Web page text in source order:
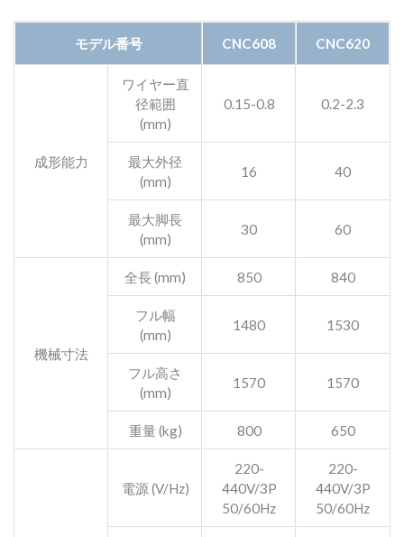
モデル番号 CNC608 CNC620
成形能力
ワイヤー直
径範囲
(mm)
0.15-0.8 0.2-2.3
最大外径
(mm)
16 40
最大脚長
(mm)
30 60
機械寸法
全長 (mm) 850 840
フル幅
(mm)
1480 1530
フル高さ
(mm)
1570 1570
重量 (kg) 800 650
電源 (V/Hz)
220-
440V/3P
50/60Hz
220-
440V/3P
50/60Hz